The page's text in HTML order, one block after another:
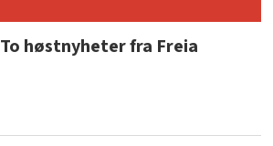
To høstnyheter fra Freia